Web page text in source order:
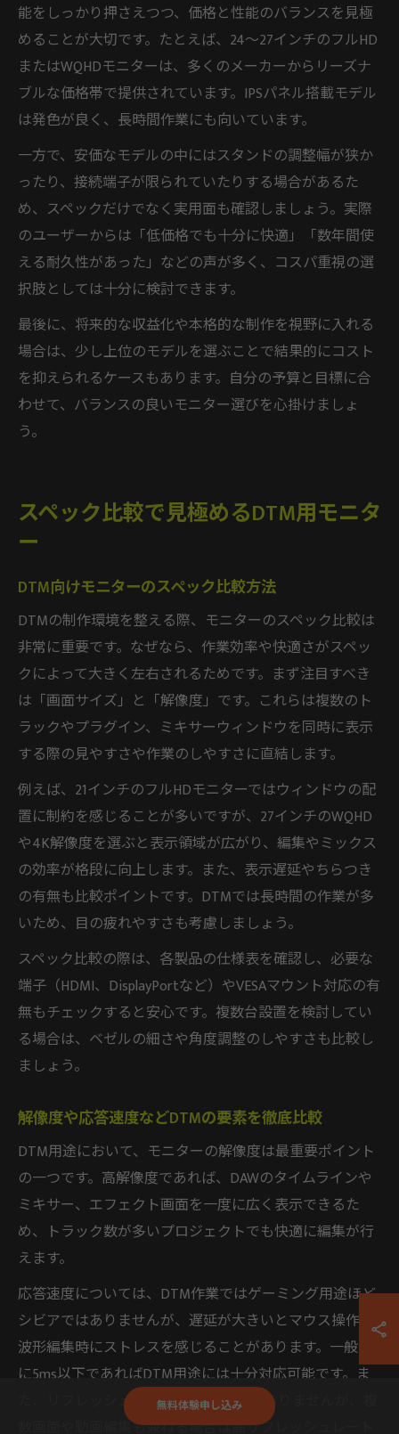
能をしっかり押さえつつ、価格と性能のバランスを見極
めることが大切です。たとえば、24～27インチのフルHD
またはWQHDモニターは、多くのメーカーからリーズナ
ブルな価格帯で提供されています。IPSパネル搭載モデル
は発色が良く、長時間作業にも向いています。
一方で、安価なモデルの中にはスタンドの調整幅が狭か
ったり、接続端子が限られていたりする場合があるた
め、スペックだけでなく実用面も確認しましょう。実際
のユーザーからは「低価格でも十分に快適」「数年間使
える耐久性があった」などの声が多く、コスパ重視の選
択肢としては十分に検討できます。
最後に、将来的な収益化や本格的な制作を視野に入れる
場合は、少し上位のモデルを選ぶことで結果的にコスト
を抑えられるケースもあります。自分の予算と目標に合
わせて、バランスの良いモニター選びを心掛けましょ
う。
スペック比較で見極めるDTM用モニタ
ー
DTM向けモニターのスペック比較方法
DTMの制作環境を整える際、モニターのスペック比較は
非常に重要です。なぜなら、作業効率や快適さがスペッ
クによって大きく左右されるためです。まず注目すべき
は「画面サイズ」と「解像度」です。これらは複数のト
ラックやプラグイン、ミキサーウィンドウを同時に表示
する際の見やすさや作業のしやすさに直結します。
例えば、21インチのフルHDモニターではウィンドウの配
置に制約を感じることが多いですが、27インチのWQHD
や4K解像度を選ぶと表示領域が広がり、編集やミックス
の効率が格段に向上します。また、表示遅延やちらつき
の有無も比較ポイントです。DTMでは長時間の作業が多
いため、目の疲れやすさも考慮しましょう。
スペック比較の際は、各製品の仕様表を確認し、必要な
端子（HDMI、DisplayPortなど）やVESAマウント対応の有
無もチェックすると安心です。複数台設置を検討してい
る場合は、ベゼルの細さや角度調整のしやすさも比較し
ましょう。
解像度や応答速度などDTMの要素を徹底比較
DTM用途において、モニターの解像度は最重要ポイント
の一つです。高解像度であれば、DAWのタイムラインや
ミキサー、エフェクト画面を一度に広く表示できるた
め、トラック数が多いプロジェクトでも快適に編集が行
えます。
応答速度については、DTM作業ではゲーミング用途ほど
シビアではありませんが、遅延が大きいとマウス操作や
波形編集時にストレスを感じることがあります。一般的
に5ms以下であればDTM用途には十分対応可能です。ま
た、リフレッシュレートは60Hzで問題ありませんが、複
数画面や動画編集も兼ねる場合は高リフレッシュレート
無料体験申し込み